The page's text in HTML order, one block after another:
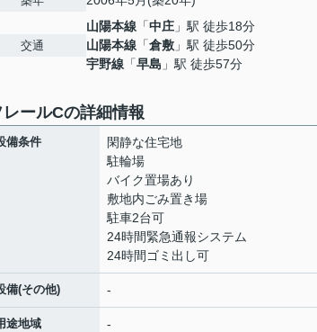
交通
山陽本線 「中庄 」駅 徒歩18分
山陽本線 「倉敷 」駅 徒歩50分
宇野線 「早島 」駅 徒歩57分
レールCの詳細情報
備条件
閑静な住宅地
駐輪場
バイク置場あり
敷地内ごみ置き場
駐車2台可
24時間緊急通報システム
24時間ゴミ出し可
備(その他) -
途地域 -